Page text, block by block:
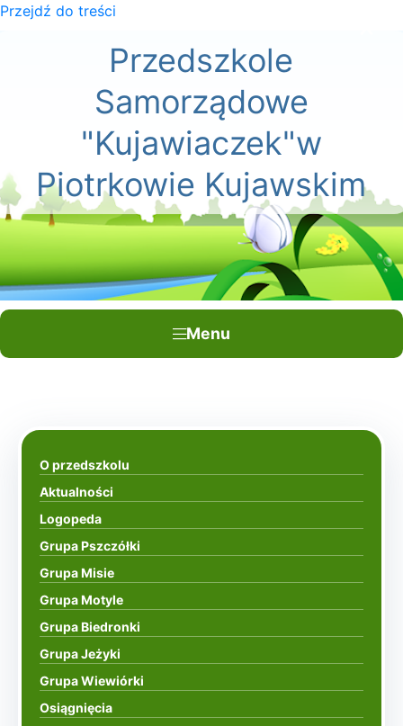
Przejdź do treści
Przedszkole
Samorządowe
"Kujawiaczek"w
Piotrkowie Kujawskim
Menu
O przedszkolu
Aktualności
Logopeda
Grupa Pszczółki
Grupa Misie
Grupa Motyle
Grupa Biedronki
Grupa Jeżyki
Grupa Wiewiórki
Osiągnięcia